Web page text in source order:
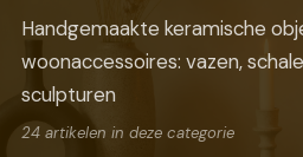
Handgemaakte keramische
woonaccessoires: vazen,
sculpturen
24 artikelen in deze categorie